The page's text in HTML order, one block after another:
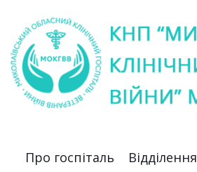
Про госпіталь Відділення